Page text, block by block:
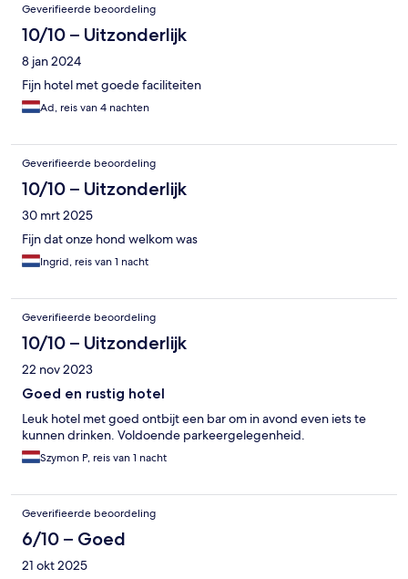
Geverifieerde beoordeling
10/10 – Uitzonderlijk
8 jan 2024
Fijn hotel met goede faciliteiten
Ad, reis van 4 nachten
Geverifieerde beoordeling
10/10 – Uitzonderlijk
30 mrt 2025
Fijn dat onze hond welkom was
Ingrid, reis van 1 nacht
Geverifieerde beoordeling
10/10 – Uitzonderlijk
22 nov 2023
Goed en rustig hotel
Leuk hotel met goed ontbijt een bar om in avond even iets te
kunnen drinken. Voldoende parkeergelegenheid.
Szymon P, reis van 1 nacht
Geverifieerde beoordeling
6/10 – Goed
21 okt 2025